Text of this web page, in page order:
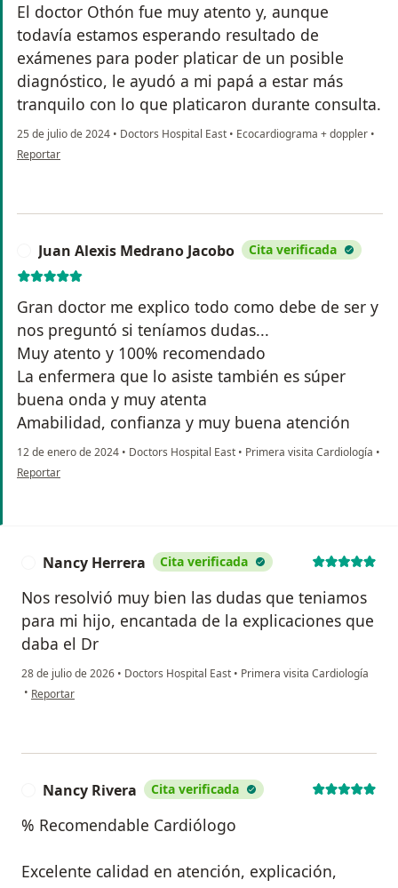
El doctor Othón fue muy atento y, aunque
todavía estamos esperando resultado de
exámenes para poder platicar de un posible
diagnóstico, le ayudó a mi papá a estar más
tranquilo con lo que platicaron durante consulta.
25 de julio de 2024 • Doctors Hospital East • Ecocardiograma + doppler •
en opinión del usuario Alejandra Rodríguez
Reportar
Juan Alexis Medrano Jacobo Cita verificada
Gran doctor me explico todo como debe de ser y
nos preguntó si teníamos dudas...
Muy atento y 100% recomendado
La enfermera que lo asiste también es súper
buena onda y muy atenta
Amabilidad, confianza y muy buena atención
12 de enero de 2024 • Doctors Hospital East • Primera visita Cardiología •
en opinión del usuario Juan Alexis Medrano Jacobo
Reportar
Nancy Herrera Cita verificada
Nos resolvió muy bien las dudas que teniamos
para mi hijo, encantada de la explicaciones que
daba el Dr
28 de julio de 2026 • Doctors Hospital East • Primera visita Cardiología
• en opinión del usuario Nancy Herrera
Reportar
Nancy Rivera Cita verificada
% Recomendable Cardiólogo ‍
Excelente calidad en atención, explicación,